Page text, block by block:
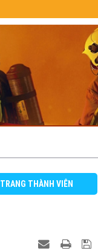
TRANG THÀNH VIÊN